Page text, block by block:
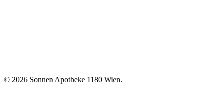
© 2026 Sonnen Apotheke 1180 Wien.